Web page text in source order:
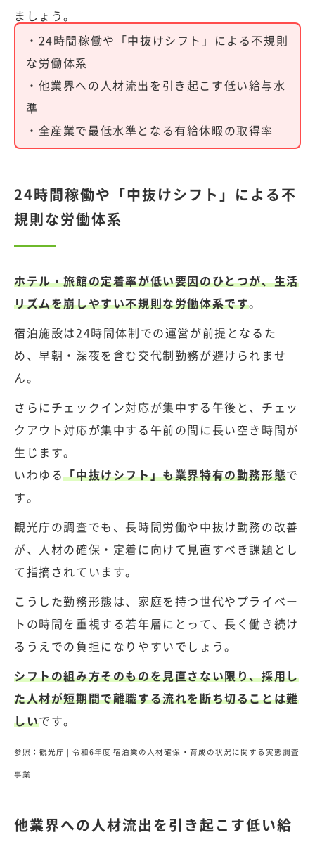
ましょう。
・24時間稼働や「中抜けシフト」による不規則
な労働体系
・他業界への人材流出を引き起こす低い給与水
準
・全産業で最低水準となる有給休暇の取得率
24時間稼働や「中抜けシフト」による不
規則な労働体系
ホテル・旅館の定着率が低い要因のひとつが、生活
リズムを崩しやすい不規則な労働体系です。
宿泊施設は24時間体制での運営が前提となるた
め、早朝・深夜を含む交代制勤務が避けられませ
ん。
さらにチェックイン対応が集中する午後と、チェッ
クアウト対応が集中する午前の間に長い空き時間が
生じます。
いわゆる「中抜けシフト」も業界特有の勤務形態で
す。
観光庁の調査でも、長時間労働や中抜け勤務の改善
が、人材の確保・定着に向けて見直すべき課題とし
て指摘されています。
こうした勤務形態は、家庭を持つ世代やプライベー
トの時間を重視する若年層にとって、長く働き続け
るうえでの負担になりやすいでしょう。
シフトの組み方そのものを見直さない限り、採用し
た人材が短期間で離職する流れを断ち切ることは難
しいです。
参照：観光庁 | 令和6年度 宿泊業の人材確保・育成の状況に関する実態調査
事業
他業界への人材流出を引き起こす低い給